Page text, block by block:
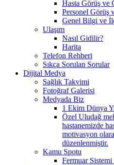
Hasta Görüş ve
Personel Görüş
Genel Bilgi ve
Ulaşım
Nasıl Gidilir?
Harita
Telefon Rehberi
Sıkça Sorulan Sorular
Dijital Medya
Sağlık Takvimi
Fotoğraf Galerisi
Medyada Biz
1 Ekim Dünya
Özel Uludağ
hastanemizde
motivasyon
düzenlenmiştir.
Kamu Spotu
Fermuar